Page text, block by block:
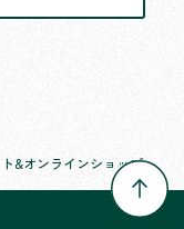
&オンラインショップ